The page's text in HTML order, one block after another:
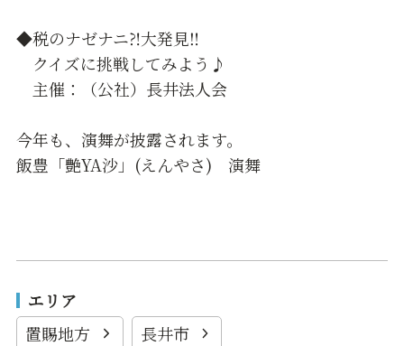
◆税のナゼナニ⁈大発見‼
クイズに挑戦してみよう♪
主催：（公社）長井法人会
今年も、演舞が披露されます。
飯豊「艶YA沙」(えんやさ) 演舞
エリア
置賜地方
長井市